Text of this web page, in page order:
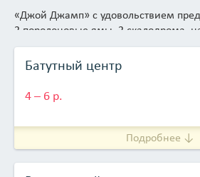
«Джой Джамп» с удовольствием
2 поролоновые ямы, 2 скалодрома,
свободных прыжков и секционных
Батутный центр
4 – 6 р.
Подробнее ↓